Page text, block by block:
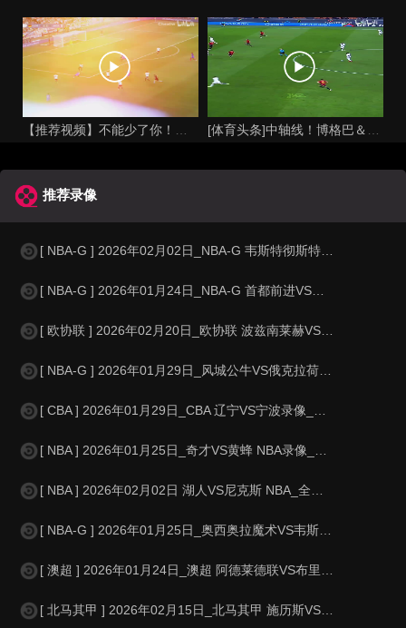
推荐录像
[ NBA-G ] 2026年02月02日_NBA-G 韦斯特彻斯特尼克斯VS缅
[ NBA-G ] 2026年01月24日_NBA-G 首都前进VS奥斯汀马刺录
[ 欧协联 ] 2026年02月20日_欧协联 波兹南莱赫VS古比斯录像_全
[ NBA-G ] 2026年01月29日_风城公牛VS俄克拉荷马城蓝色 NBA
[ CBA ] 2026年01月29日_CBA 辽宁VS宁波录像_全场录像【
[ NBA ] 2026年01月25日_奇才VS黄蜂 NBA录像_全场录像【
[ NBA ] 2026年02月02日 湖人VS尼克斯 NBA_全场录像【视
[ NBA-G ] 2026年01月25日_奥西奥拉魔术VS韦斯特彻斯特尼克斯
[ 澳超 ] 2026年01月24日_澳超 阿德莱德联VS布里斯班狮吼录像
[ 北马其甲 ] 2026年02月15日_北马其甲 施历斯VS斯特鲁加录像_高